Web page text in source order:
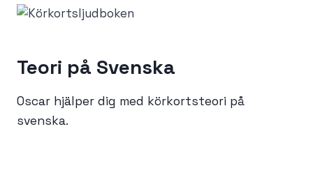
Teori på Svenska
Oscar hjälper dig med körkortsteori på
svenska.